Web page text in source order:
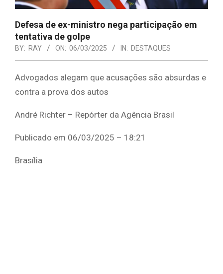
Defesa de ex-ministro nega participação em
tentativa de golpe
BY: RAY ON: 06/03/2025 IN: DESTAQUES
Advogados alegam que acusações são absurdas e
contra a prova dos autos
André Richter – Repórter da Agência Brasil
Publicado em 06/03/2025 – 18:21
Brasília